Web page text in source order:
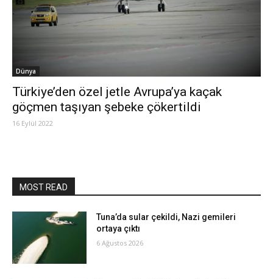
Dünya
Türkiye’den özel jetle Avrupa’ya kaçak
göçmen taşıyan şebeke çökertildi
16 Eylül 2022
MOST READ
Tuna’da sular çekildi, Nazi gemileri
ortaya çıktı
6 Ağustos 2026